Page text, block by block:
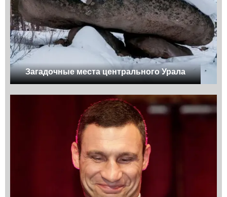
Загадочные места центрального Урала